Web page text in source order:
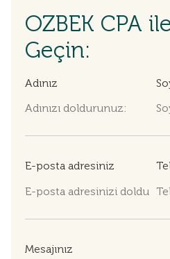
OZBEK CPA
Geçin:
Adınız
E-posta adresiniz
Mesajınız